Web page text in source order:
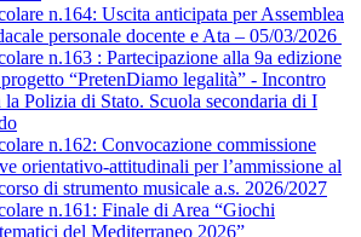
n.164: Uscita anticipata per Assemblea
personale docente e Ata – 05/03/2026
n.163 : Partecipazione alla 9a edizione
“PretenDiamo legalità” - Incontro
la Polizia di Stato. Scuola secondaria di I
n.162: Convocazione commissione
orientativo-attitudinali per l’ammissione al
di strumento musicale a.s. 2026/2027
n.161: Finale di Area “Giochi
del Mediterraneo 2026”